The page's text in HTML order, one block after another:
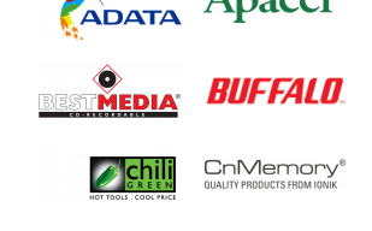
AP500GAC235G-1
AP1TBAC235G-1
AP1TBAC235B-1
AP500GAC235B-1
AC632
AP1TBAC632